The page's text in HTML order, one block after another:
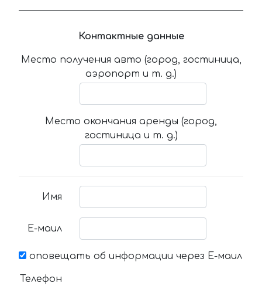
Контактные данные
Место получения авто (город, гостиница,
аэропорт и т. д.)
Место окончания аренды (город,
гостиница и т. д.)
Имя
Е-маил
оповещать об информации через Е-маил
Телефон